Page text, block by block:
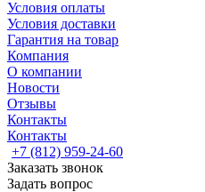
Условия оплаты
Условия доставки
Гарантия на товар
Компания
О компании
Новости
Отзывы
Контакты
Контакты
+7 (812) 959-24-60
Заказать звонок
Задать вопрос